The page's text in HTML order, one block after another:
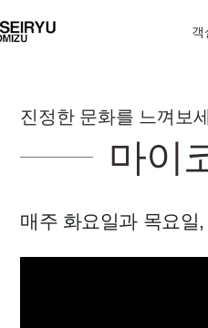
객
진정한 문화를 느껴보
마이
매주 화요일과 목요일